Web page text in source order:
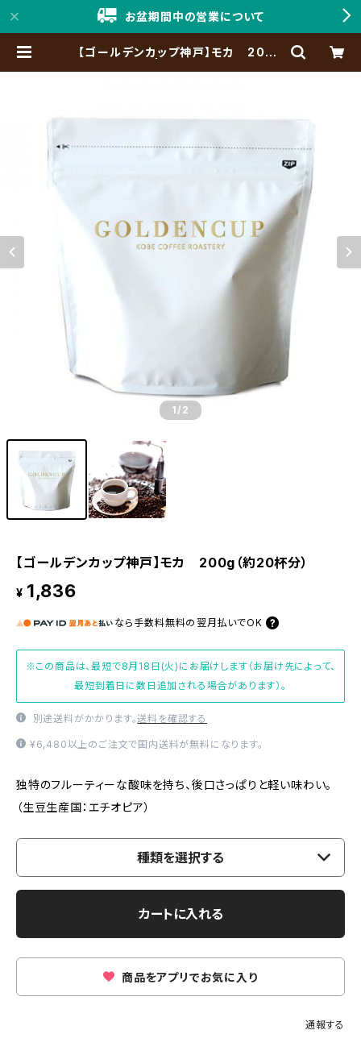
お盆期間中の営業について
【ゴールデンカップ神戸】モカ 200g
1/2
【ゴールデンカップ神戸】モカ 200g（約20杯分）
¥ 1,836
なら 手数料無料の 翌月払いでOK
※この商品は、最短で8月18日(火)にお届けします（お届け先によって、
最短到着日に数日追加される場合があります）。
別途送料がかかります。送料を確認する
¥6,480以上のご注文で国内送料が無料になります。
独特のフルーティーな酸味を持ち、後口さっぱりと軽い味わい。
（生豆生産国：エチオピア）
種類を選択する
カートに入れる
商品をアプリでお気に入り
通報する